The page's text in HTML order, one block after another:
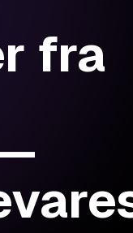
fra